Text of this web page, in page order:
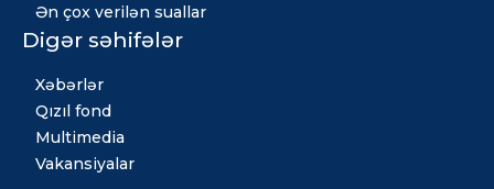
Ən çox verilən suallar
Digər səhifələr
Xəbərlər
Qızıl fond
Multimedia
Vakansiyalar